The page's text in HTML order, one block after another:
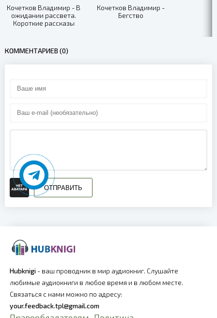
Кочетков Владимир - В
ожидании рассвета.
Короткие рассказы
Кочетков Владимир -
Бегство
КОММЕНТАРИЕВ (0)
ОТПРАВИТЬ
Hubknigi - ваш проводник в мир аудиокниг. Слушайте
любимые аудиокниги в любое время и в любом месте.
Связаться с нами можно по адресу:
your.feedback.tpl@gmail.com